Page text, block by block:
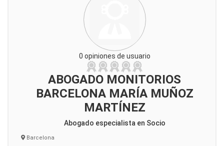
0 opiniones de usuario
ABOGADO MONITORIOS
BARCELONA MARÍA MUÑOZ
MARTÍNEZ
Abogado especialista en Socio
Barcelona